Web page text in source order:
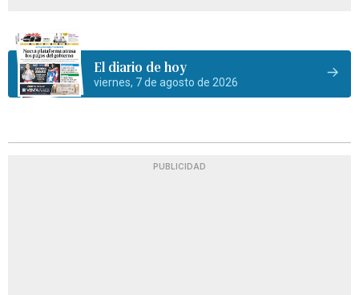
El diario de hoy
viernes, 7 de agosto de 2026
PUBLICIDAD